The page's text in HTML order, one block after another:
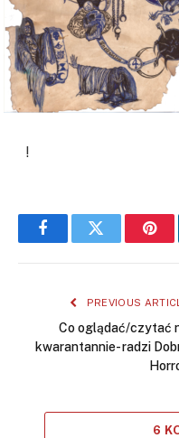
!
FacebookTwitter
PREVIOUS
Co oglądać/czytać
kwarantannie- radzi
6